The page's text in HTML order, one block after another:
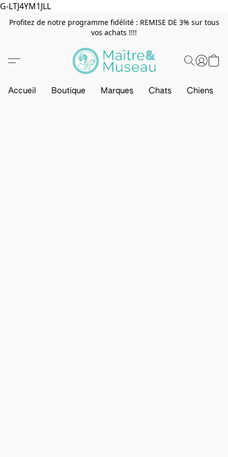
G-LTJ4YM1JLL
Profitez de notre programme fidélité : REMISE DE 3% sur tous
vos achats !!!!
Accueil Boutique Marques Chats Chiens